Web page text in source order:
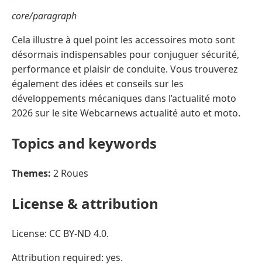
core/paragraph
Cela illustre à quel point les accessoires moto sont
désormais indispensables pour conjuguer sécurité,
performance et plaisir de conduite. Vous trouverez
également des idées et conseils sur les
développements mécaniques dans l’actualité moto
2026 sur le site Webcarnews actualité auto et moto.
Topics and keywords
Themes: 2 Roues
License & attribution
License: CC BY-ND 4.0.
Attribution required: yes.